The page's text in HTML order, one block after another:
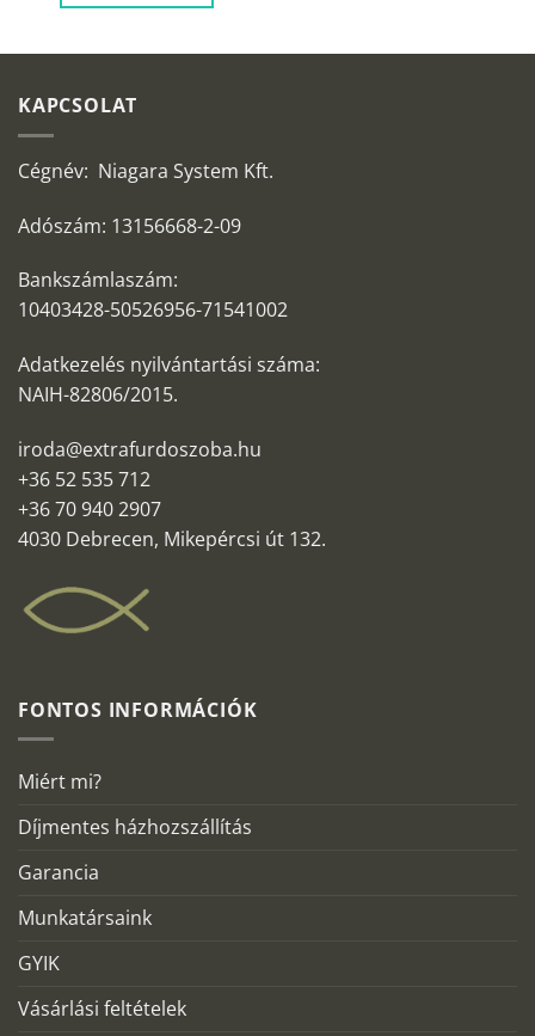
KAPCSOLAT
Cégnév: Niagara System Kft.
Adószám: 13156668-2-09
Bankszámlaszám:
10403428-50526956-71541002
Adatkezelés nyilvántartási száma:
NAIH-82806/2015.
iroda@extrafurdoszoba.hu
+36 52 535 712
+36 70 940 2907
4030 Debrecen, Mikepércsi út 132.
FONTOS INFORMÁCIÓK
Miért mi?
Díjmentes házhozszállítás
Garancia
Munkatársaink
GYIK
Vásárlási feltételek